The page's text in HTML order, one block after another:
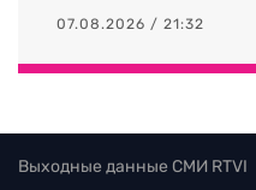
07.08.2026 / 21:32
Выходные данные СМИ RTVI